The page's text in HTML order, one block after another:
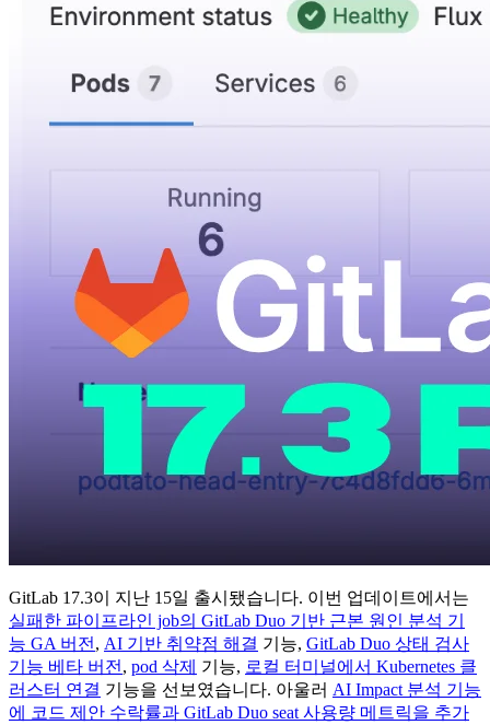
GitLab 17.3이 지난 15일 출시됐습니다. 이번 업데이트에서는
실패한 파이프라인 job의 GitLab Duo 기반 근본 원인 분석 기
능 GA 버전 , AI 기반 취약점 해결 기능, GitLab Duo 상태 검사
기능 베타 버전 , pod 삭제 기능, 로컬 터미널에서 Kubernetes 클
러스터 연결 기능을 선보였습니다. 아울러 AI Impact 분석 기능
에 코드 제안 수락률과 GitLab Duo seat 사용량 메트릭을 추가